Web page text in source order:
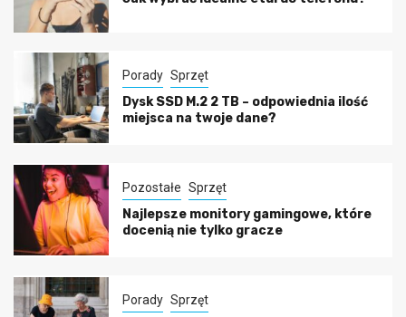
Porady Sprzęt
Dysk SSD M.2 2 TB – odpowiednia ilość
miejsca na twoje dane?
Pozostałe Sprzęt
Najlepsze monitory gamingowe, które
docenią nie tylko gracze
Porady Sprzęt